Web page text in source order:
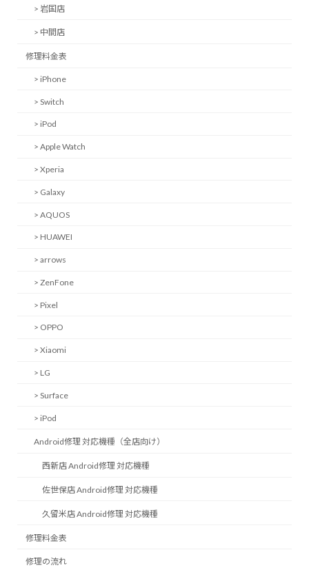
> 岩国店
> 中間店
修理料金表
> iPhone
> Switch
> iPod
> Apple Watch
> Xperia
> Galaxy
> AQUOS
> HUAWEI
> arrows
> ZenFone
> Pixel
> OPPO
> Xiaomi
> LG
> Surface
> iPod
Android修理 対応機種（全店向け）
西新店 Android修理 対応機種
佐世保店 Android修理 対応機種
久留米店 Android修理 対応機種
修理料金表
修理の流れ